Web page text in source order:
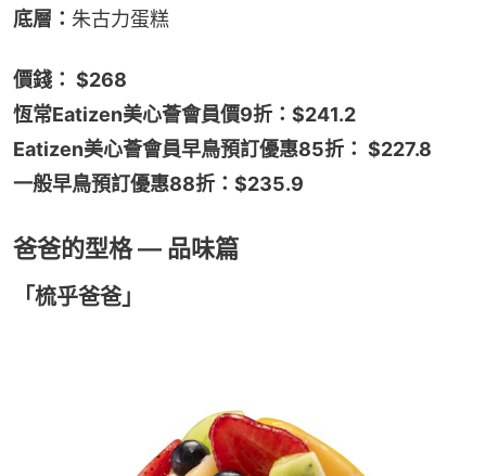
底層： 朱古力蛋糕
價錢： $268
恆常Eatizen美心薈會員價9折：$241.2
Eatizen美心薈會員早鳥預訂優惠85折： $227.8
一般早鳥預訂優惠88折：$235.9
爸爸的型格 — 品味篇
「梳乎爸爸」